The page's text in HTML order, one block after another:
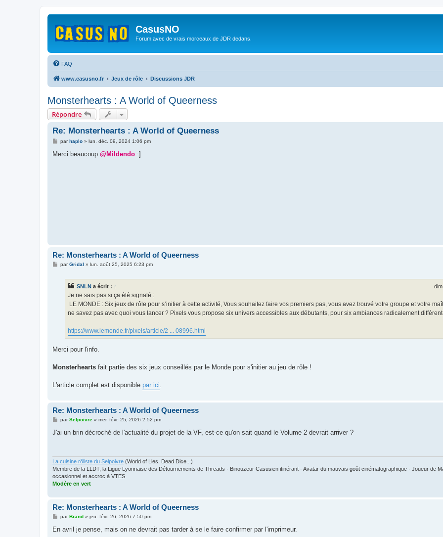
CasusNO
Forum avec de vrais morceaux de JDR dedans.
FAQ
www.casusno.fr Jeux de rôle Discussions JDR
Monsterhearts : A World of Queerness
Répondre
Re: Monsterhearts : A World of Queerness
M
s
parhaplo» lun. déc. 09, 2024 1:06 pm
Merci beaucoup @Mildendo :]
Re: Monsterhearts : A World of Queerness
MparGridal » lun. août 25, 2025 6:23 pm
SNLN a écrit : ↑
Je ne sais pas si ça été signalé :
LE MONDE : Six jeux de rôle pour s’initier à cette activité, Vous souhaitez faire vos premiers pas, vous avez trouvé votre groupe et votre
ne savez pas avec quoi vous lancer ? Pixels vous propose six univers accessibles aux débutants, pour six ambiances radicalement
https://www.lemonde.fr/pixels/article/2 ... 08996.html
Merci pour l'info.
Monsterhearts fait partie des six jeux conseillés par le Monde pour s'initier au jeu de rôle !
L'article complet est disponible par ici
Re: Monsterhearts : A World of Queerness
M
s
parSelpoivre» mer. févr. 25, 2026 2:52 pm
J'ai un brin décroché de l'actualité du projet de la VF, est-ce qu'on sait quand le Volume 2 devrait arriver ?
La cuisine rôliste du Selpoivre (World of Lies, Dead Dice...)
Membre de la LLDT, la Ligue Lyonnaise des Détournements de Threads · Binouzeur Casusien itinérant · Avatar du mauvais goût cinématographique · Joueur de
occasionnel et accroc à VTES
Modère en vert
Re: Monsterhearts : A World of Queerness
M
s
par Brand » jeu. févr. 26, 2026 7:50 pm
En avril je pense, mais on ne devrait pas tarder à se le faire confirmer par l'imprimeur.